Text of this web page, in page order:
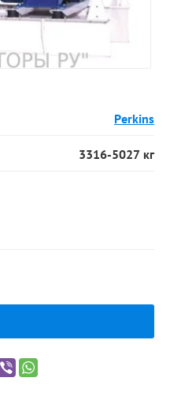
Perkins
3316-5027 кг